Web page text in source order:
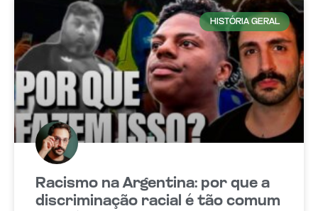
HISTÓRIA GERAL
Racismo na Argentina: por que a
discriminação racial é tão comum